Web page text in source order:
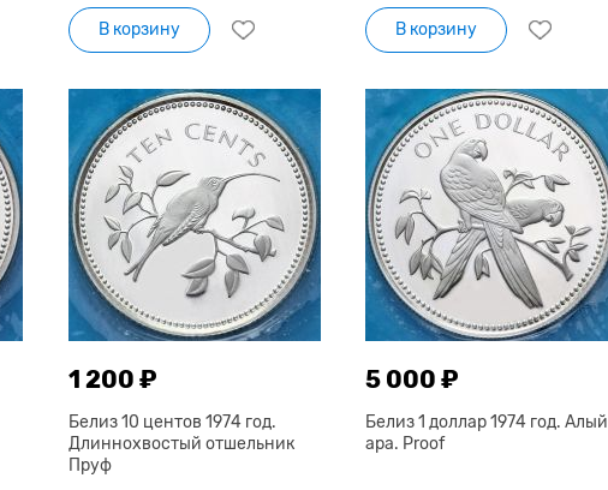
В корзину В корзину
1 200 ₽
Белиз 10 центов 1974 год.
Длиннохвостый отшельник
Пруф
5 000 ₽
Белиз 1 доллар 1974 год. Алый
ара. Proof